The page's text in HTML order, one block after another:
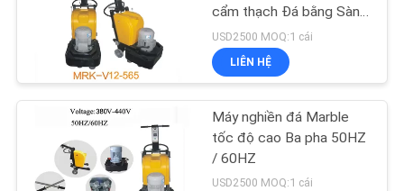
Miếng đánh bóng
kim cương
89
cẩm thạch Đá bằng Sàn
bằng Ba Pha
USD2500 MOQ:1 cái
LIÊN HỆ
Máy nghiền đá Marble
tốc độ cao Ba pha 50HZ
/ 60HZ
USD2500 MOQ:1 cái